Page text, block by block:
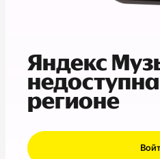
Яндекс
регионе